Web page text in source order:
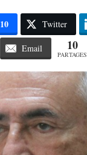
10 Twitter
Email 10
PARTAGES